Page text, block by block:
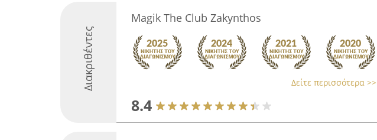
Διακριθέντες
Magik The Club Zakynthos
Δείτε περισσότερα >>
8.4